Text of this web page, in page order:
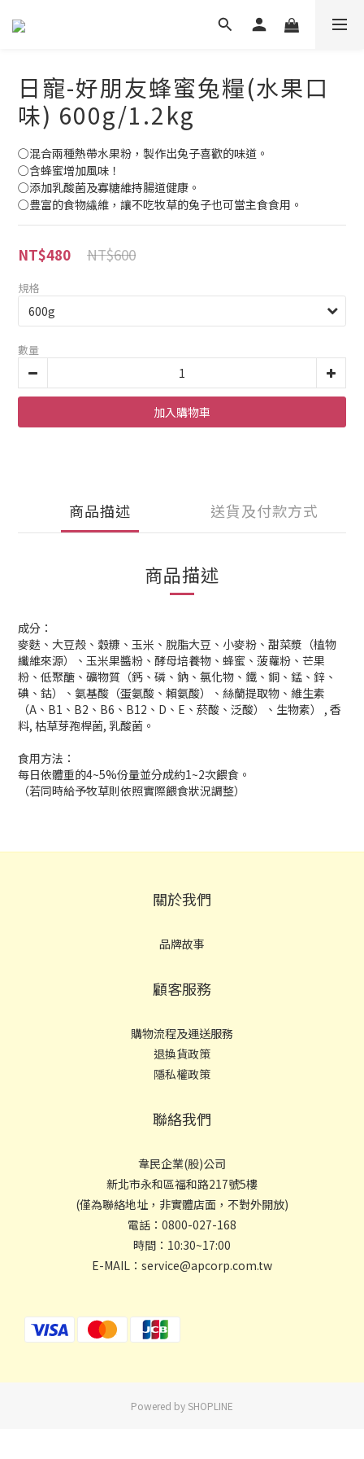
日寵-好朋友蜂蜜兔糧(水果口
味) 600g/1.2kg
○混合兩種熱帶水果粉，製作出兔子喜歡的味道。
○含蜂蜜增加風味！
○添加乳酸菌及寡糖維持腸道健康。
○豊富的食物繊維，讓不吃牧草的兔子也可當主食食用。
NT$600
NT$480
規格
數量
加入購物車
商品描述 送貨及付款方式
商品描述
成分：
麥麩、大豆殼、穀糠、玉米、脫脂大豆、小麥粉、甜菜漿（植物
纖維來源）、玉米果醬粉、酵母培養物、蜂蜜、菠蘿粉、芒果
粉、低聚醣、礦物質（鈣、磷、鈉、氯化物、鐵、銅、錳、鋅、
碘、鈷）、氨基酸（蛋氨酸、賴氨酸）、絲蘭提取物、維生素
（A、B1、B2、B6、B12、D、E、菸酸、泛酸）、生物素） , 香
料, 枯草芽孢桿菌, 乳酸菌。
食用方法：
每日依體重的4~5%份量並分成約1~2次餵食。
（若同時給予牧草則依照實際餵食狀況調整）
關於我們
品牌故事
顧客服務
購物流程及運送服務
退換貨政策
隱私權政策
聯絡我們
韋民企業(股)公司
新北市永和區福和路217號5樓
(僅為聯絡地址，非實體店面，不對外開放)
電話：0800-027-168
時間：10:30~17:00
E-MAIL：service@apcorp.com.tw
Powered by SHOPLINE